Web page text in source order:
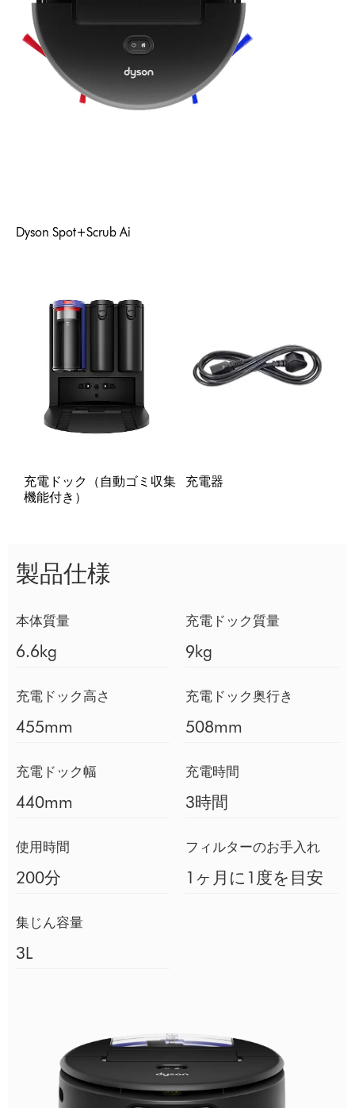
Dyson Spot+Scrub Ai
充電ドック（自動ゴミ収集
機能付き）
充電器
製品仕様
本体質量
6.6kg
充電ドック質量
9kg
充電ドック高さ
455mm
充電ドック奥行き
508mm
充電ドック幅
440mm
充電時間
3時間
使用時間
200分
フィルターのお手入れ
1ヶ月に1度を目安
集じん容量
3L